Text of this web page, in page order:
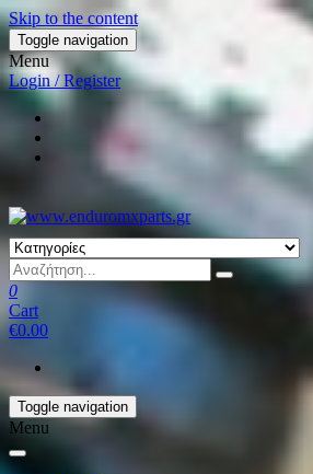
Skip to the content
Toggle navigation
Menu
Login / Register
0
Cart
€0.00
Toggle navigation
Menu